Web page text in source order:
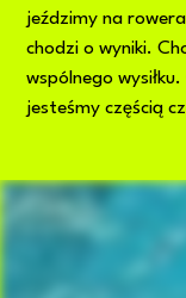
jeździmy na
chodzi o wyniki.
wspólnego
jesteśmy częścią